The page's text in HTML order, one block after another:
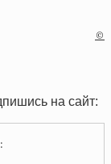
©
на сайт: